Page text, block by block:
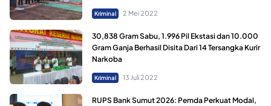
Kriminal 2 Mei 2022
30,838 Gram Sabu, 1.996 Pil Ekstasi dan 10.000
Gram Ganja Berhasil Disita Dari 14 Tersangka Kurir
Narkoba
Kriminal 13 Juli 2022
RUPS Bank Sumut 2026: Pemda Perkuat Modal,